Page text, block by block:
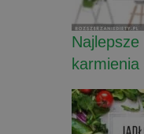
Najlepsze